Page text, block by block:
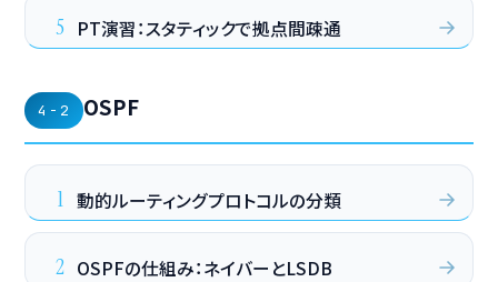
5 PT演習：スタティックで拠点間疎通
4-2 OSPF
1 動的ルーティングプロトコルの分類
2 OSPFの仕組み：ネイバーとLSDB